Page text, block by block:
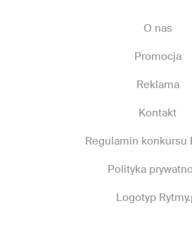
O nas
Promocja
Reklama
Kontakt
Regulamin konkursu
Polityka
Logotyp